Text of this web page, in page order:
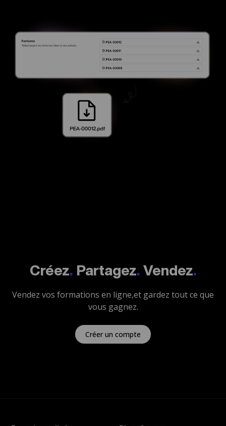
Créez. Partagez. Vendez.
Vendez vos formations en ligne,et gardez tout ce que
vous gagnez.
Créer un compte